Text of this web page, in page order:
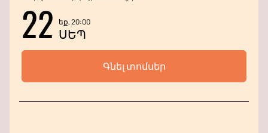
22 եք, 20:00
ՍԵՊ
Գնել տոմսեր